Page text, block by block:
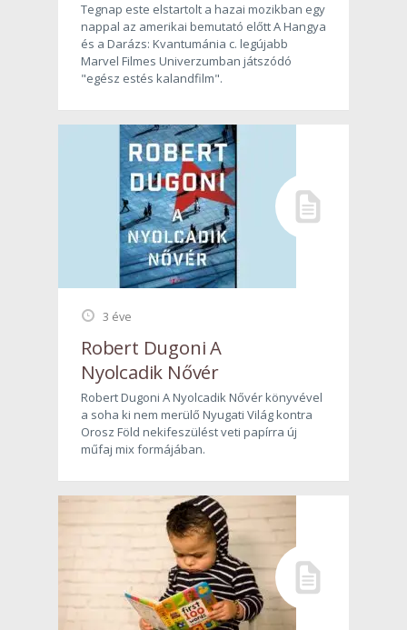
Tegnap este elstartolt a hazai mozikban egy
nappal az amerikai bemutató előtt A Hangya
és a Darázs: Kvantumánia c. legújabb
Marvel Filmes Univerzumban játszódó
"egész estés kalandfilm".
3 éve
Robert Dugoni A
Nyolcadik Nővér
Robert Dugoni A Nyolcadik Nővér könyvével
a soha ki nem merülő Nyugati Világ kontra
Orosz Föld nekifeszülést veti papírra új
műfaj mix formájában.